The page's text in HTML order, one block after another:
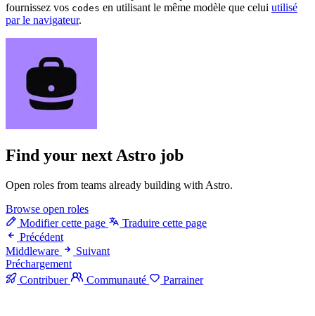
fournissez vos codes en utilisant le même modèle que celui utilisé
par le navigateur.
Find your nextAstro job
Open roles from teams already building with Astro.
Browse open roles
Modifier cette page
Traduire cette page
Précédent
Middleware
Suivant
Préchargement
Contribuer
Communauté Parrainer